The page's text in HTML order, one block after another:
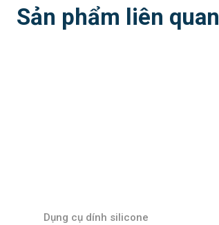
Sản phẩm liên quan
Dụng cụ dính silicone